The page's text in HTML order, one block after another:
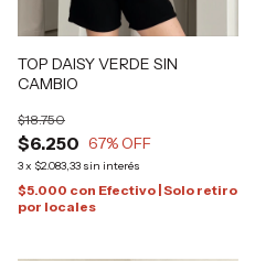
TOP DAISY VERDE SIN
CAMBIO
$6.250
$18.750
67% OFF
3x $2.083,33 sin interés
$5.000 con Efectivo | Solo retiro
por locales